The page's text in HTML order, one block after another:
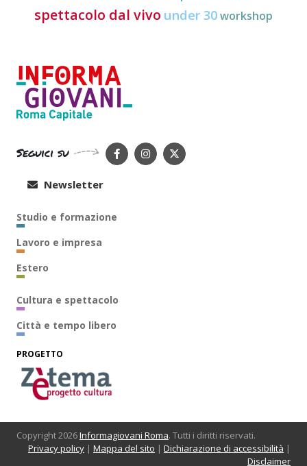
spettacolo dal vivo under 30workshop
Seguici su
Newsletter
Studio e formazione
Lavoro e impresa
Estero
Cultura e spettacolo
Città e tempo libero
PROGETTO
Copyright 2026Informagiovani Roma. Tutti i diritti riservati.
Privacy policy |Mappa del sito |Dichiarazione di accessibilità |
Disclaimer